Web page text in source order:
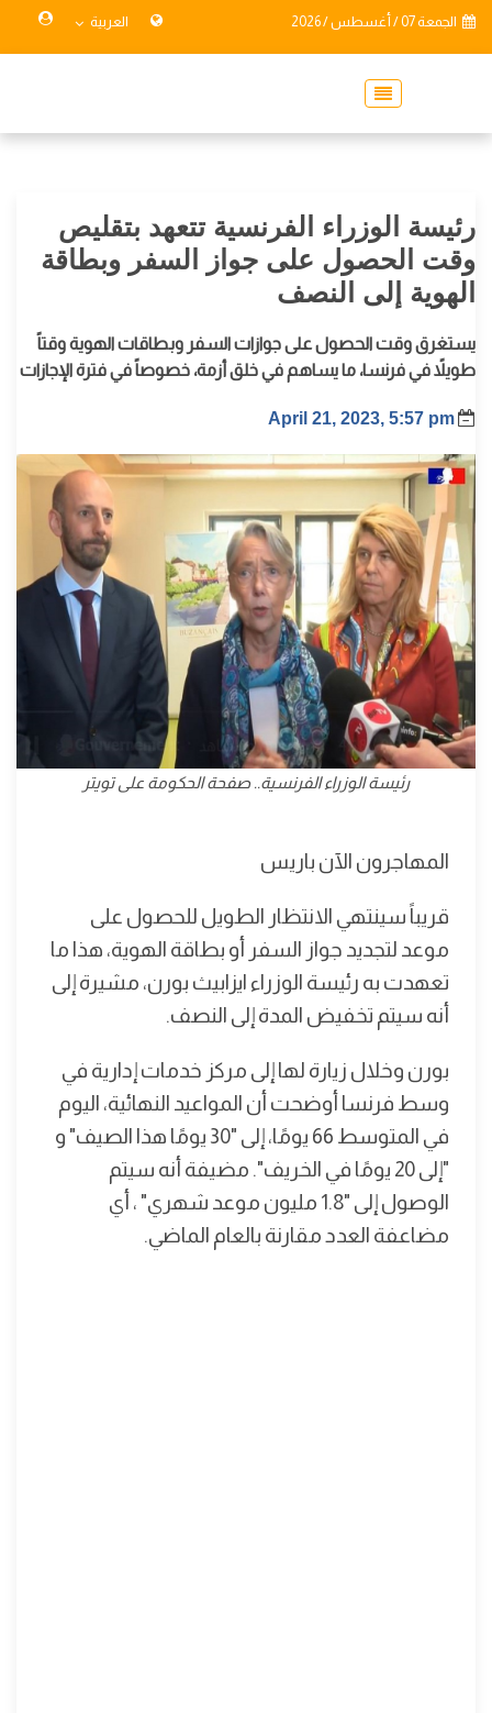
الجمعة 07 / أغسطس / 2026 العربية
رئيسة الوزراء الفرنسية تتعهد بتقليص
وقت الحصول على جواز السفر وبطاقة
الهوية إلى النصف
يستغرق وقت الحصول على جوازات السفر وبطاقات الهوية وقتاً
طويلاً في فرنسا، ما يساهم في خلق أزمة، خصوصاً في فترة الإجازات
April 21, 2023, 5:57 pm
رئيسة الوزراء الفرنسية.. صفحة الحكومة على تويتر
المهاجرون الآن باريس
قريباً سينتهي الانتظار الطويل للحصول على
موعد لتجديد جواز السفر أو بطاقة الهوية، هذا ما
تعهدت به رئيسة الوزراء ايزابيث بورن، مشيرة إلى
أنه سيتم تخفيض المدة إلى النصف.
بورن وخلال زيارة لها إلى مركز خدمات إدارية في
وسط فرنسا أوضحت أن المواعيد النهائية، اليوم
في المتوسط ​​66 يومًا، إلى "30 يومًا هذا الصيف" و
"إلى 20 يومًا في الخريف". مضيفة أنه سيتم
الوصول إلى "1.8 مليون موعد شهري" ، أي
مضاعفة العدد مقارنة بالعام الماضي.